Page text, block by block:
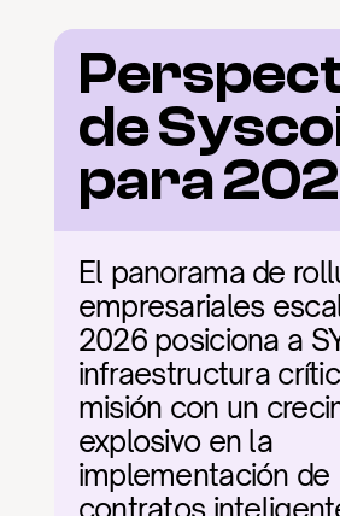
de
para
El panorama de
empresariales
2026 posiciona a
infraestructura
misión con un
explosivo en la
implementación de
contratos